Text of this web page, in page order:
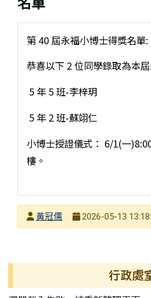
第 40 屆永福小博士得獎名單:
恭喜以下 2 位同學錄取為本
5 年 5 班-李梓玥
5 年 2 班-蘇翊仁
小博士授證儀式： 6/1(一
樓。
發布者
黃冠儒
2026-05-13
行政處